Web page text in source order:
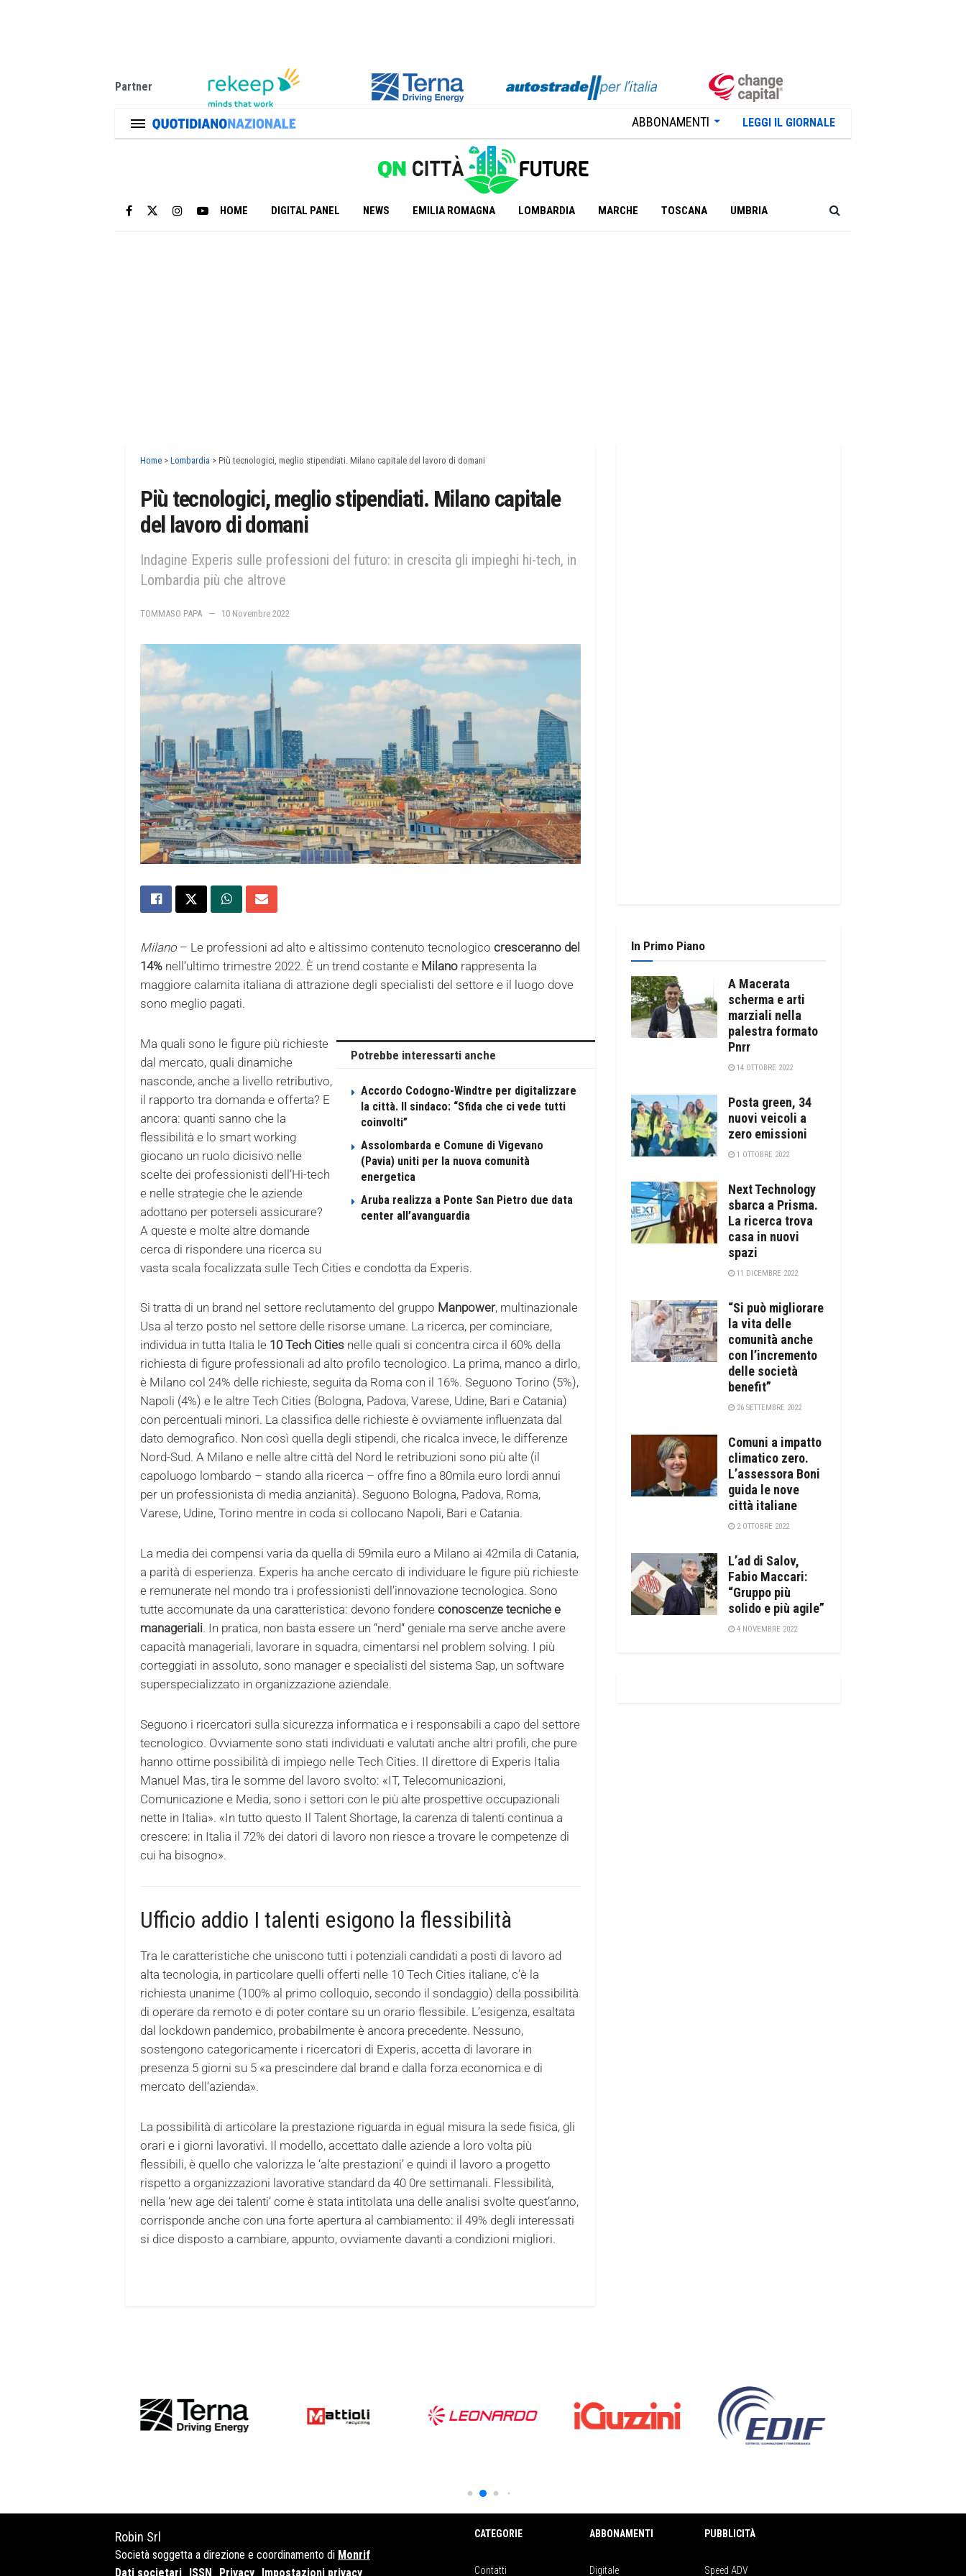
Partner
ABBONAMENTI LEGGI IL GIORNALE
HOME DIGITAL PANEL NEWS EMILIA ROMAGNA LOMBARDIA MARCHE TOSCANA UMBRIA
Home > Lombardia > Più tecnologici, meglio stipendiati. Milano capitale del lavoro di domani
Più tecnologici, meglio stipendiati. Milano capitale
del lavoro di domani
Indagine Experis sulle professioni del futuro: in crescita gli impieghi hi-tech, in
Lombardia più che altrove
TOMMASO PAPA 10 Novembre 2022
Milano – Le professioni ad alto e altissimo contenuto tecnologico cresceranno del
14% nell’ultimo trimestre 2022. È un trend costante e Milano rappresenta la
maggiore calamita italiana di attrazione degli specialisti del settore e il luogo dove
sono meglio pagati.
Potrebbe interessarti anche
Accordo Codogno-Windtre per digitalizzare
la città. Il sindaco: “Sfida che ci vede tutti
coinvolti”
Assolombarda e Comune di Vigevano
(Pavia) uniti per la nuova comunità
energetica
Aruba realizza a Ponte San Pietro due data
center all’avanguardia
Ma quali sono le figure più richieste
dal mercato, quali dinamiche
nasconde, anche a livello retributivo,
il rapporto tra domanda e offerta? E
ancora: quanti sanno che la
flessibilità e lo smart working
giocano un ruolo dicisivo nelle
scelte dei professionisti dell’Hi-tech
e nelle strategie che le aziende
adottano per poterseli assicurare?
A queste e molte altre domande
cerca di rispondere una ricerca su
vasta scala focalizzata sulle Tech Cities e condotta da Experis.
Si tratta di un brand nel settore reclutamento del gruppo Manpower, multinazionale
Usa al terzo posto nel settore delle risorse umane. La ricerca, per cominciare,
individua in tutta Italia le 10 Tech Cities nelle quali si concentra circa il 60% della
richiesta di figure professionali ad alto profilo tecnologico. La prima, manco a dirlo,
è Milano col 24% delle richieste, seguita da Roma con il 16%. Seguono Torino (5%),
Napoli (4%) e le altre Tech Cities (Bologna, Padova, Varese, Udine, Bari e Catania)
con percentuali minori. La classifica delle richieste è ovviamente influenzata dal
dato demografico. Non così quella degli stipendi, che ricalca invece, le differenze
Nord-Sud. A Milano e nelle altre città del Nord le retribuzioni sono più alte (il
capoluogo lombardo – stando alla ricerca – offre fino a 80mila euro lordi annui
per un professionista di media anzianità). Seguono Bologna, Padova, Roma,
Varese, Udine, Torino mentre in coda si collocano Napoli, Bari e Catania.
La media dei compensi varia da quella di 59mila euro a Milano ai 42mila di Catania,
a parità di esperienza. Experis ha anche cercato di individuare le figure più richieste
e remunerate nel mondo tra i professionisti dell’innovazione tecnologica. Sono
tutte accomunate da una caratteristica: devono fondere conoscenze tecniche e
manageriali. In pratica, non basta essere un “nerd“ geniale ma serve anche avere
capacità manageriali, lavorare in squadra, cimentarsi nel problem solving. I più
corteggiati in assoluto, sono manager e specialisti del sistema Sap, un software
superspecializzato in organizzazione aziendale.
Seguono i ricercatori sulla sicurezza informatica e i responsabili a capo del settore
tecnologico. Ovviamente sono stati individuati e valutati anche altri profili, che pure
hanno ottime possibilità di impiego nelle Tech Cities. Il direttore di Experis Italia
Manuel Mas, tira le somme del lavoro svolto: «IT, Telecomunicazioni,
Comunicazione e Media, sono i settori con le più alte prospettive occupazionali
nette in Italia». «In tutto questo Il Talent Shortage, la carenza di talenti continua a
crescere: in Italia il 72% dei datori di lavoro non riesce a trovare le competenze di
cui ha bisogno».
Ufficio addio I talenti esigono la flessibilità
Tra le caratteristiche che uniscono tutti i potenziali candidati a posti di lavoro ad
alta tecnologia, in particolare quelli offerti nelle 10 Tech Cities italiane, c’è la
richiesta unanime (100% al primo colloquio, secondo il sondaggio) della possibilità
di operare da remoto e di poter contare su un orario flessibile. L’esigenza, esaltata
dal lockdown pandemico, probabilmente è ancora precedente. Nessuno,
sostengono categoricamente i ricercatori di Experis, accetta di lavorare in
presenza 5 giorni su 5 «a prescindere dal brand e dalla forza economica e di
mercato dell’azienda».
La possibilità di articolare la prestazione riguarda in egual misura la sede fisica, gli
orari e i giorni lavorativi. Il modello, accettato dalle aziende a loro volta più
flessibili, è quello che valorizza le ‘alte prestazioni’ e quindi il lavoro a progetto
rispetto a organizzazioni lavorative standard da 40 0re settimanali. Flessibilità,
nella ‘new age dei talenti’ come è stata intitolata una delle analisi svolte quest’anno,
corrisponde anche con una forte apertura al cambiamento: il 49% degli interessati
si dice disposto a cambiare, appunto, ovviamente davanti a condizioni migliori.
In Primo Piano
A Macerata
scherma e arti
marziali nella
palestra formato
Pnrr
14 OTTOBRE 2022
Posta green, 34
nuovi veicoli a
zero emissioni
1 OTTOBRE 2022
Next Technology
sbarca a Prisma.
La ricerca trova
casa in nuovi
spazi
11 DICEMBRE 2022
“Si può migliorare
la vita delle
comunità anche
con l’incremento
delle società
benefit”
26 SETTEMBRE 2022
Comuni a impatto
climatico zero.
L’assessora Boni
guida le nove
città italiane
2 OTTOBRE 2022
L’ad di Salov,
Fabio Maccari:
“Gruppo più
solido e più agile”
4 NOVEMBRE 2022
Robin Srl
Società soggetta a direzione e coordinamento di Monrif
Dati societari ISSN Privacy Impostazioni privacy
CATEGORIE
Contatti
ABBONAMENTI
Digitale
PUBBLICITÀ
Speed ADV